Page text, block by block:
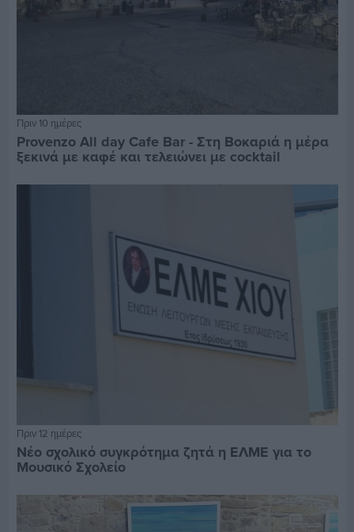
Πριν 10 ημέρες
Provenzo All day Cafe Bar - Στη Βοκαριά η μέρα
ξεκινά με καφέ και τελειώνει με cocktail
Πριν 12 ημέρες
Νέο σχολικό συγκρότημα ζητά η ΕΛΜΕ για το
Μουσικό Σχολείο